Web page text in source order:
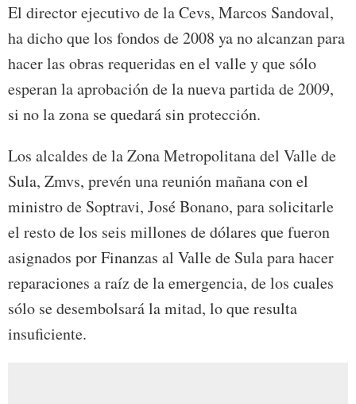
El director ejecutivo de la Cevs, Marcos Sandoval,
ha dicho que los fondos de 2008 ya no alcanzan para
hacer las obras requeridas en el valle y que sólo
esperan la aprobación de la nueva partida de 2009,
si no la zona se quedará sin protección.
Los alcaldes de la Zona Metropolitana del Valle de
Sula, Zmvs, prevén una reunión mañana con el
ministro de Soptravi, José Bonano, para solicitarle
el resto de los seis millones de dólares que fueron
asignados por Finanzas al Valle de Sula para hacer
reparaciones a raíz de la emergencia, de los cuales
sólo se desembolsará la mitad, lo que resulta
insuficiente.